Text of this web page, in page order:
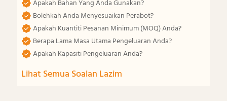
Apakah Bahan Yang Anda Gunakan?
Bolehkah Anda Menyesuaikan Perabot?
Apakah Kuantiti Pesanan Minimum (MOQ) Anda?
Berapa Lama Masa Utama Pengeluaran Anda?
Apakah Kapasiti Pengeluaran Anda?
Lihat Semua Soalan Lazim